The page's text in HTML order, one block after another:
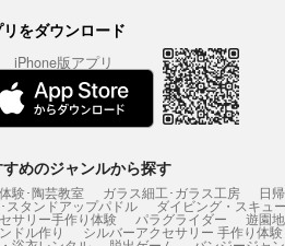
をダウンロード
iPhone版アプリ
すめのジャンルから探す
験･陶芸教室 ガラス細工･ガラス工房 日
スタンドアップパドル ダイビング・スキュ
サリー手作り体験 パラグライダー 遊園
ドル作り シルバーアクセサリー 手作り体験